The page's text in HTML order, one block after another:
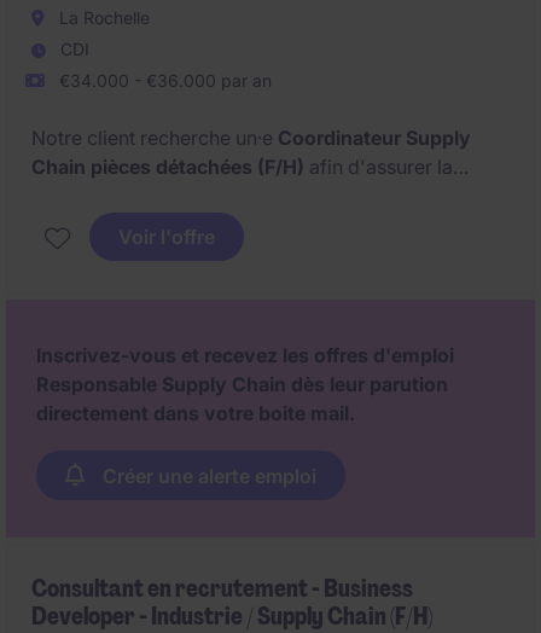
La Rochelle
CDI
€34.000 - €36.000 par an
Notre client recherche un·e Coordinateur Supply
Chain pièces détachées (F/H) afin d'assurer la
flux SAV.
Voir l'offre
Inscrivez-vous et recevez les offres d'emploi
Responsable Supply Chain dès leur parution
directement dans votre boite mail.
Créer une alerte emploi
Consultant en recrutement - Business
Developer - Industrie / Supply Chain (F/H)